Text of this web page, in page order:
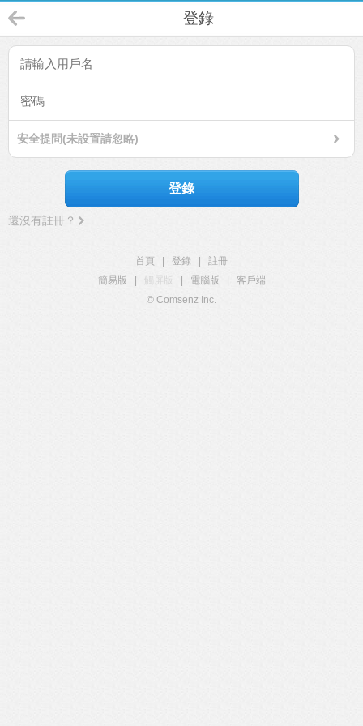
登錄
安全提問(未設置請忽略)
登錄
還沒有註冊？
首頁 登錄
註冊
簡易版
觸屏版 電腦版
客戶端
© Comsenz Inc.